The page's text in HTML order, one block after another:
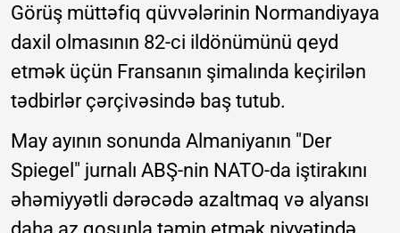
Görüş müttəfiq qüvvələrinin Normandiyaya
daxil olmasının 82-ci ildönümünü qeyd
etmək üçün Fransanın şimalında keçirilən
tədbirlər çərçivəsində baş tutub.
May ayının sonunda Almaniyanın "Der
Spiegel" jurnalı ABŞ-nin NATO-da iştirakını
əhəmiyyətli dərəcədə azaltmaq və alyansı
daha az qoşunla təmin etmək niyyətində